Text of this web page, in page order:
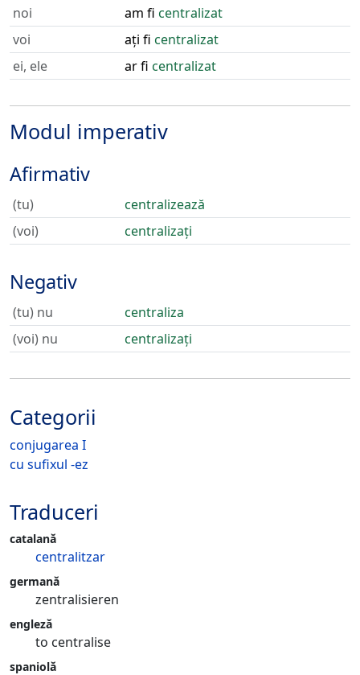
noi
am fi centralizat
voi
ați fi centralizat
ei, ele
ar fi centralizat
Modul imperativ
Afirmativ
(tu)
centralizează
(voi)
centralizați
Negativ
(tu) nu
centraliza
(voi) nu
centralizați
Categorii
conjugarea I
cu sufixul -ez
Traduceri
catalană
centralitzar
germană
zentralisieren
engleză
to centralise
spaniolă